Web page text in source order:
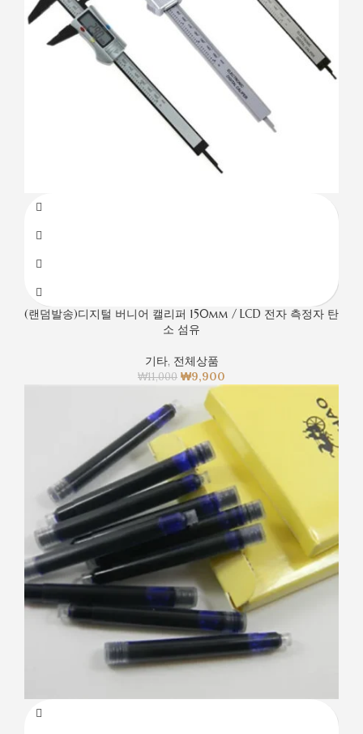
(랜덤발송)디지털 버니어 캘리퍼 150mm / LCD 전자 측정자 탄
소 섬유
기타, 전체상품
₩11,000 ₩9,900